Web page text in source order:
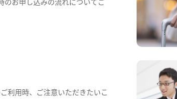
利用時、ご注意いただきたいこ